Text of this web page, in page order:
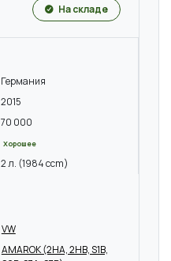
На складе
Германия
2015
70 000
Хорошее
2 л. (1984 ccm)
VW
AMAROK (2HA, 2HB, S1B,